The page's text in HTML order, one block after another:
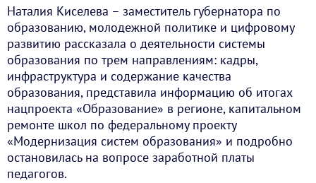
Наталия Киселева – заместитель губернатора по
образованию, молодежной политике и цифровому
развитию рассказала о деятельности системы
образования по трем направлениям: кадры,
инфраструктура и содержание качества
образования, представила информацию об итогах
нацпроекта «Образование» в регионе, капитальном
ремонте школ по федеральному проекту
«Модернизация систем образования» и подробно
остановилась на вопросе заработной платы
педагогов.